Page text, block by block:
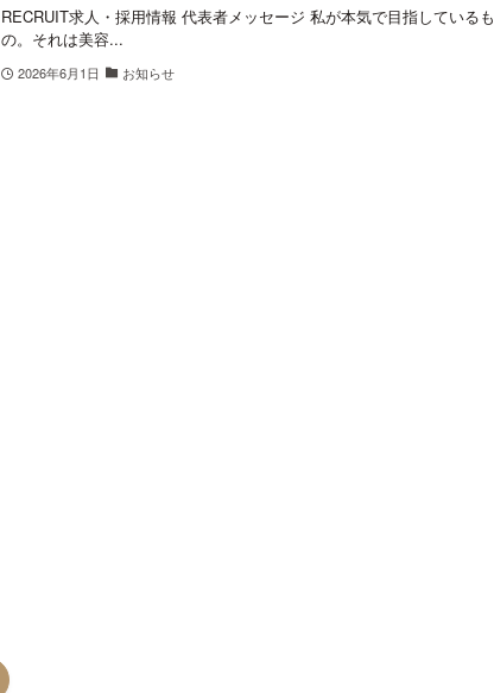
RECRUIT求人・採用情報 代表者メッセージ 私が本気で目指しているも
の。それは美容...
2026年6月1日 お知らせ